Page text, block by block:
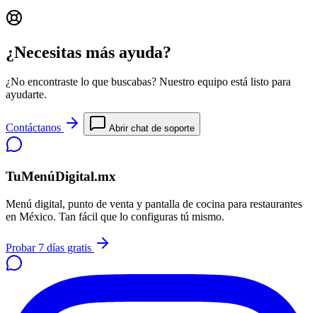
¿Necesitas más ayuda?
¿No encontraste lo que buscabas? Nuestro equipo está listo para
ayudarte.
Contáctanos Abrir chat de soporte
TuMenúDigital.mx
Menú digital, punto de venta y pantalla de cocina para restaurantes
en México. Tan fácil que lo configuras tú mismo.
Probar 7 días gratis